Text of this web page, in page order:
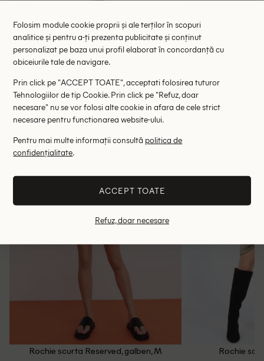
58.00 lei
RRP: 109.00 lei
ULTIMA ȘANSĂ
Altii au fost interesati de
Rochie scurta Reserved, galben, M Rochie
Folosim module cookie proprii și ale terților în scopuri
analitice și pentru a-ți prezenta publicitate și conținut
personalizat pe baza unui profil elaborat în concordanță cu
obiceiurile tale de navigare.
Prin click pe "ACCEPT TOATE", acceptati folosirea tuturor
Tehnologiilor de tip Cookie. Prin click pe "Refuz, doar
necesare" nu se vor folosi alte cookie in afara de cele strict
necesare pentru functionarea website-ului.
Pentru mai multe informații consultă politica de
confidențialitate.
ACCEPT TOATE
Refuz, doar necesare